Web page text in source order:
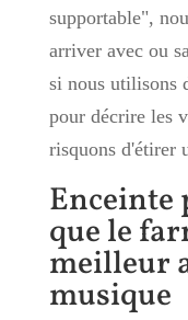
supportable",
arriver avec ou
si nous utilisons
pour décrire les
risquons d'étirer
Enceinte
que le
meilleur
musique